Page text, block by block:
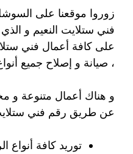
زوروا موقعنا على
فني ستلايت النعيم و
على كافة أعمال فني
، صيانة و إصلاح جميع
و هناك أعمال متنوعة و
عن طريق رقم فني
توريد كافة أنواع